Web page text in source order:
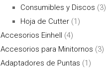
Consumibles y Discos (3)
Hoja de Cutter (1)
Accesorios Einhell (4)
Accesorios para Minitornos (3)
Adaptadores de Puntas (1)